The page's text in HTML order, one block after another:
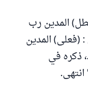
419): " (ولو مطل) المدين رب
المدين
ذكره في